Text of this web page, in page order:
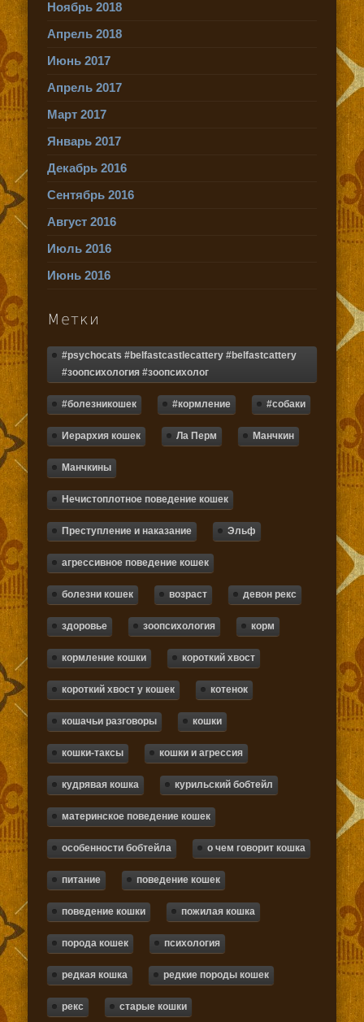
Ноябрь 2018
Апрель 2018
Июнь 2017
Апрель 2017
Март 2017
Январь 2017
Декабрь 2016
Сентябрь 2016
Август 2016
Июль 2016
Июнь 2016
Метки
#psychocats #belfastcastlecattery #belfastcattery
#зоопсихология #зоопсихолог
#болезникошек #кормление #собаки
Иерархия кошек Ла Перм Манчкин
Манчкины
Нечистоплотное поведение кошек
Преступление и наказание Эльф
агрессивное поведение кошек
болезни кошек возраст девон рекс
здоровье зоопсихология корм
кормление кошки короткий хвост
короткий хвост у кошек котенок
кошачьи разговоры кошки
кошки-таксы кошки и агрессия
кудрявая кошка курильский бобтейл
материнское поведение кошек
особенности бобтейла о чем говорит кошка
питание поведение кошек
поведение кошки пожилая кошка
порода кошек психология
редкая кошка редкие породы кошек
рекс старые кошки